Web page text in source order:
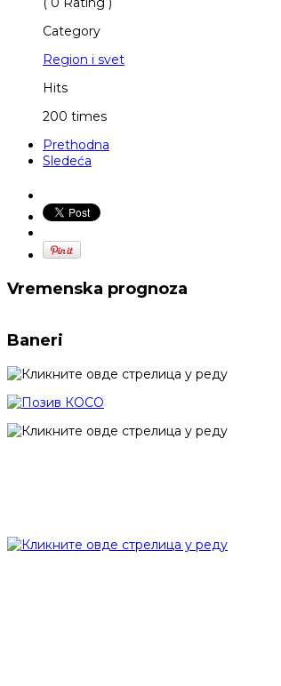
Category
Region i svet
Hits
200 times
Prethodna
Sledeća
Vremenska prognoza
Baneri